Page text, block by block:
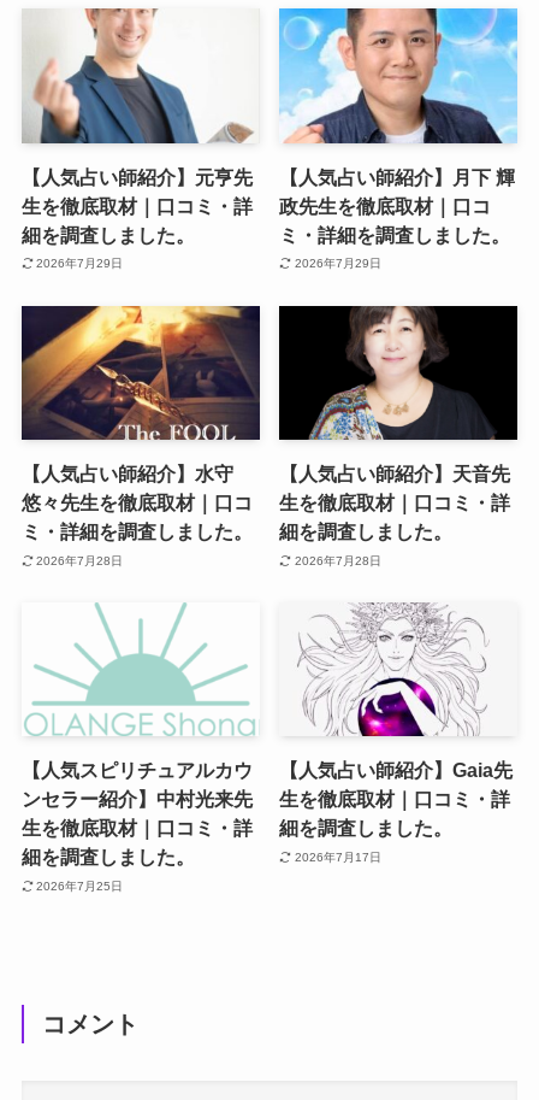
【人気占い師紹介】元亨先
生を徹底取材｜口コミ・詳
細を調査しました。
2026年7月29日
【人気占い師紹介】月下 輝
政先生を徹底取材｜口コ
ミ・詳細を調査しました。
2026年7月29日
【人気占い師紹介】水守
悠々先生を徹底取材｜口コ
ミ・詳細を調査しました。
2026年7月28日
【人気占い師紹介】天音先
生を徹底取材｜口コミ・詳
細を調査しました。
2026年7月28日
【人気スピリチュアルカウ
ンセラー紹介】中村光来先
生を徹底取材｜口コミ・詳
細を調査しました。
2026年7月25日
【人気占い師紹介】Gaia先
生を徹底取材｜口コミ・詳
細を調査しました。
2026年7月17日
コメント